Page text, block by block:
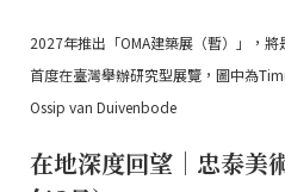
2027年推出「OMA建築展（暫）」，
首度在臺灣舉辦研究型展覽，圖中為
Ossip van Duivenbode
在地深度回望｜忠泰美